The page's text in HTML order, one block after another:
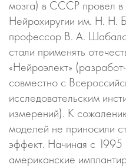
мозга) в СССР провел
Нейрохиругии им. Н. Н.
профессор В. А.
стали применять
«Нейроэлект»
совместно с
исследовательским
измерений). К
моделей не приносили
эффект. Начиная с 1995
американские